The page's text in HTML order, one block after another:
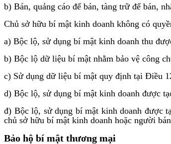
b) Bán, quảng cáo để bán, tàng trữ để bán,
Chủ sở hữu bí mật kinh doanh không có
a) Bộc lộ, sử dụng bí mật kinh doanh thu
b) Bộc lộ dữ liệu bí mật nhằm bảo vệ công
c) Sử dụng dữ liệu bí mật quy định tại Điều
d) Bộc lộ, sử dụng bí mật kinh doanh được
đ) Bộc lộ, sử dụng bí mật kinh doanh được
chủ sở hữu bí mật kinh doanh hoặc người
Bảo hộ bí mật thương mại